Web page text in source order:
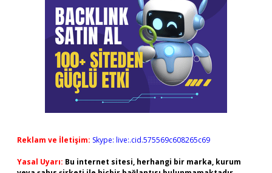
Reklam ve İletişim: Skype: live:.cid.575569c608265c69
Yasal Uyarı: Bu internet sitesi, herhangi bir marka, kurum